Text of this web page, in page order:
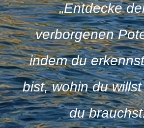
„Entdecke
verborgenen
indem du
bist, wohin du
du